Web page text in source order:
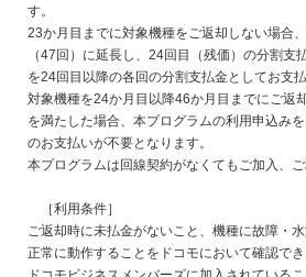
す。
23か月目までに対象機種をご返却しない場合
（47回）に延長し、24回目（残価）の分割支
を24回目以降の各回の分割支払金としてお支
対象機種を24か月目以降46か月目までにご返
を満たした場合、本プログラムの利用申込み
のお支払いが不要となります。
本プログラムは回線契約がなくてもご加入、ご
［利用条件］
ご返却時に未払金がないこと、機種に故障・
正常に動作することをドコモにおいて確認で